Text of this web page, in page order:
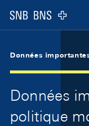
Logo
Données
Données
politique